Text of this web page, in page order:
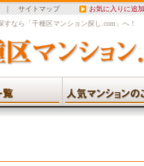
サイトマップ
お気に入りに追加
なら「千種区マンション探し.com」へ！